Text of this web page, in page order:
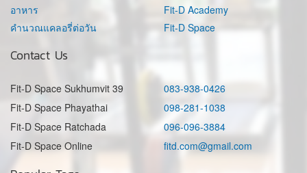
อาหาร
คำนวณแคลอรี่ต่อวัน
Fit-D Academy
Fit-D Space
Contact Us
Fit-D Space Sukhumvit 39
083-938-0426
Fit-D Space Phayathai
098-281-1038
Fit-D Space Ratchada
096-096-3884
Fit-D Space Online
fitd.com@gmail.com